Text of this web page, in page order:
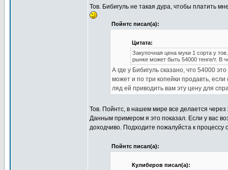
Тов. Бибигуль не такая дура, чтобы платить
Пойнтс писал(а):
Цитата:
Закупочная цена муки 1 сорта у
рынке может быть 54000 тенге/т. В
А где у Бибигуль сказано, что 54000
может и по три копейки продавть,
ляд ей приводить вам эту цену для
Тов. Пойнтс, в нашем мире все делается
Данным примером я это показал. Если у вас
доходчиво. Подходите пожалуйста к
Пойнтс писал(а):
Кулиберов писал(а):